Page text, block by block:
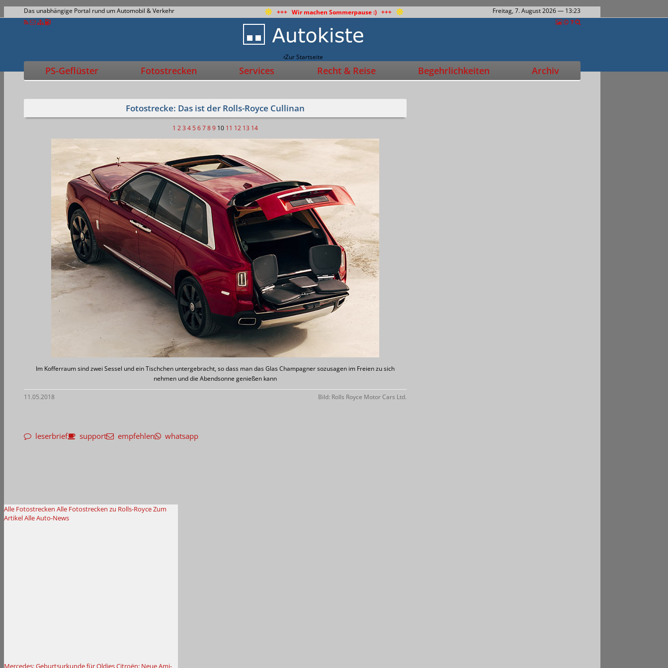
Das unabhängige Portal rund um Automobil & Verkehr +++ Wir machen Sommerpause :) +++ Freitag, 7. August 2026— 13:23
Zur Startseite
PS-Geflüster Fotostrecken Services Recht & Reise Begehrlichkeiten Archiv
Fotostrecke: Das ist der Rolls-Royce Cullinan
1 23 4 56789 10 11 12 13 14
Im Kofferraum sind zwei Sessel und ein Tischchen untergebracht, so dass man das Glas Champagner sozusagen im Freien zu sich
nehmen und die Abendsonne genießen kann
11.05.2018 Bild: Rolls Royce Motor Cars Ltd.
leserbrief support empfehlen whatsapp
Alle Fotostrecken Alle Fotostrecken zu Rolls-RoyceZum
ArtikelAlle Auto-News
Mercedes: Geburtsurkunde für OldiesCitroën: Neue Ami-